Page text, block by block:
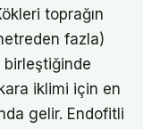
toprağın
fazla)
birleştiğinde
iklimi için en
gelir. Endofitli